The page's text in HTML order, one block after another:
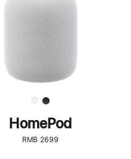
了
解
HomePod<
HomePod
RMB 2699